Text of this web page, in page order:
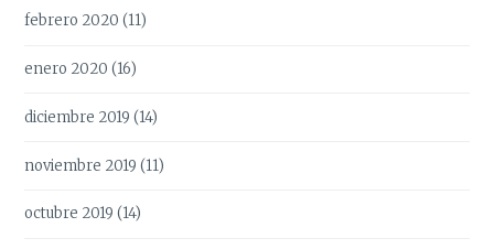
febrero 2020 (11)
enero 2020 (16)
diciembre 2019 (14)
noviembre 2019 (11)
octubre 2019 (14)